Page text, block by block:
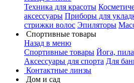
Техника для красоты
аксессуары Приборы для
стрижки волос Эпиляторы
Спортивные товары
Назад в меню
Спортивные товары Йога,
Аксессуары для спорта Для
Контактные линзы
Дом и сад